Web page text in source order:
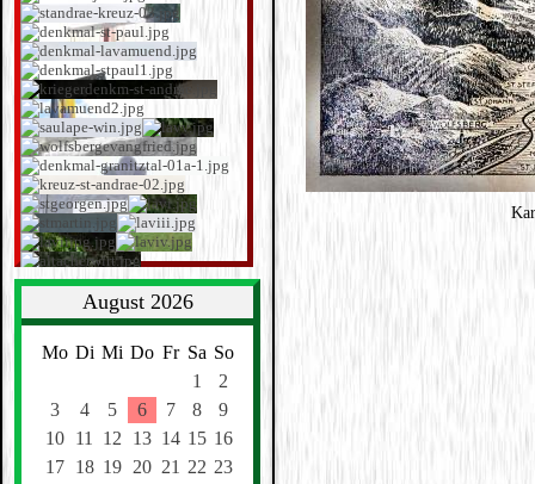
August 2026
Mo Di Mi Do Fr Sa So
1
2
3
4 5 6 7 8
9
10
11 12 13 14 15 16
17
18 19 20 21 22 23